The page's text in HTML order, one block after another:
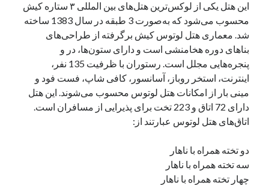
این هتل یکی از لوکس‌ترین هتل‌های بین المللی ۳ ستاره کیش
محسوب می‌شود که به‌صورت 3 طبقه در سال 1383 ساخته
شد. معماری هتل لوتوس کیش برگرفته از طراحی‌های
بناهای دوره هخامنشی است و دارای ستون‌ها، در و
پنجره‌هایی مجلل است. رستوران با ظرفیت 135 نفر،
اینترنت، استخر روباز، آسانسور، کافی شاپ، فست فود و
مینی بار از امکانات هتل لوتوس محسوب می‌شوند. این هتل
دارای 72 اتاق و 223 تخت برای پذیرایی از مسافران است.
اتاق‌های هتل لوتوس عبارتند از:
دو تخته همراه با ناهار
سه تخته همراه با ناهار
چهار تخته همراه با ناهار